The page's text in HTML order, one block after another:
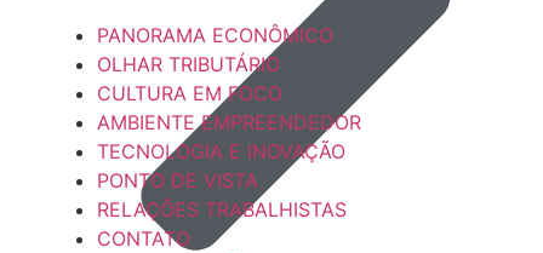
PANORAMA ECONÔMICO
OLHAR TRIBUTÁRIO
CULTURA EM FOCO
AMBIENTE EMPREENDEDOR
TECNOLOGIA E INOVAÇÃO
PONTO DE VISTA
RELAÇÕES TRABALHISTAS
CONTATO